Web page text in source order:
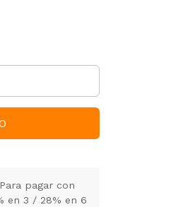
pagar con
en 3 / 28% en 6